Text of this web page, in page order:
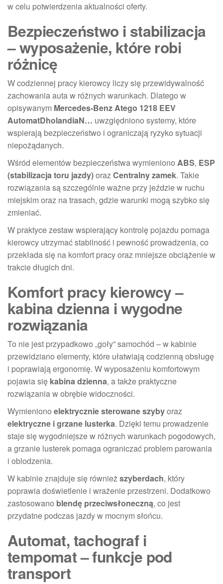
w celu potwierdzenia aktualności oferty.
Bezpieczeństwo i stabilizacja
– wyposażenie, które robi
różnicę
W codziennej pracy kierowcy liczy się przewidywalność
zachowania auta w różnych warunkach. Dlatego w
opisywanym Mercedes-Benz Atego 1218 EEV
AutomatDholandiaN… uwzględniono systemy, które
wspierają bezpieczeństwo i ograniczają ryzyko sytuacji
niepożądanych.
Wśród elementów bezpieczeństwa wymieniono ABS, ESP
(stabilizacja toru jazdy)orazCentralny zamek. Takie
rozwiązania są szczególnie ważne przy jeździe w ruchu
miejskim oraz na trasach, gdzie warunki mogą szybko się
zmieniać.
W praktyce zestaw wspierający kontrolę pojazdu pomaga
kierowcy utrzymać stabilność i pewność prowadzenia, co
przekłada się na komfort pracy oraz mniejsze obciążenie w
trakcie długich dni.
Komfort pracy kierowcy –
kabina dzienna i wygodne
rozwiązania
To nie jest przypadkowo „goły” samochód – w kabinie
przewidziano elementy, które ułatwiają codzienną obsługę
i poprawiają ergonomię. W wyposażeniu komfortowym
pojawia się kabina dzienna, a także praktyczne
rozwiązania w obrębie widoczności.
Wymieniono elektrycznie sterowane szybyoraz
elektryczne i grzane lusterka. Dzięki temu prowadzenie
staje się wygodniejsze w różnych warunkach pogodowych,
a grzanie lusterek pomaga ograniczać problem parowania
i oblodzenia.
W kabinie znajduje się równieższyberdach, który
poprawia doświetlenie i wrażenie przestrzeni. Dodatkowo
zastosowano blendę przeciwsłoneczną, co jest
przydatne podczas jazdy w mocnym słońcu.
Automat, tachograf i
tempomat – funkcje pod
transport